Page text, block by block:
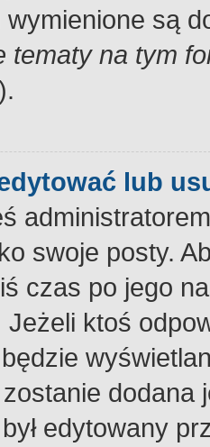
są
tematy na tym
lub
swoje posty.
czas po jego
ktoś
dodana
edytowany